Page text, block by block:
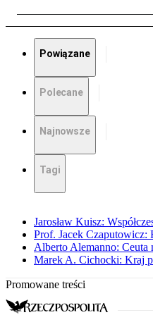
Powiązane
Polecane
Najnowsze
Tagi
Jarosław Kuisz:
Prof. Jacek Czaputowicz:
Alberto Alemanno: Ceuta
Marek A. Cichocki: Kraj
Promowane treści